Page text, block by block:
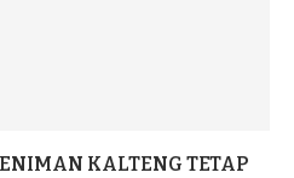
KALTENG TETAP